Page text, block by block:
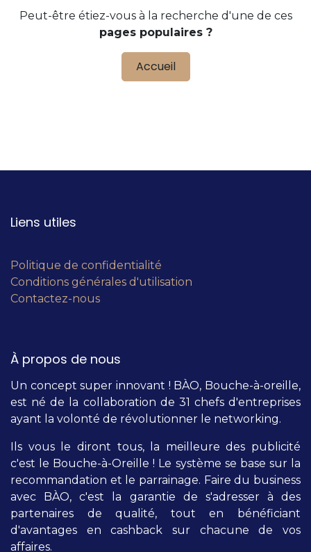
Peut-être étiez-vous à la recherche d'une de ces
pages populaires ?
Accueil
Liens utiles
Politique de confidentialité
Conditions générales d'utilisation
Contactez-nous
À propos de nous
Un concept super innovant ! BÀO, Bouche-à-oreille,
est né de la collaboration de 31 chefs d'entreprises
ayant la volonté de révolutionner le networking.
Ils vous le diront tous, la meilleure des publicité
c'est le Bouche-à-Oreille ! Le système se base sur la
recommandation et le parrainage. Faire du business
avec BÀO, c'est la garantie de s'adresser à des
partenaires de qualité, tout en bénéficiant
d'avantages en cashback sur chacune de vos
affaires.